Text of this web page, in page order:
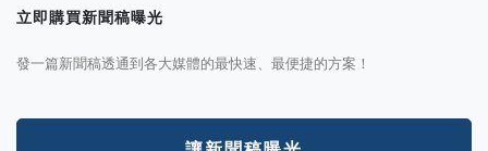
立即購買新聞稿曝光
發一篇新聞稿透通到各大媒體的最快速、最便捷的方案！